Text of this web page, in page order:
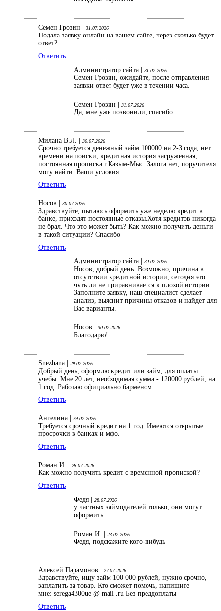
Семен Грозин | 31.07.2026
Подала заявку онлайн на вашем сайте, через сколько будет
ответ?
Ответить
Администратор сайта |
31.07.2026
Семен Грозин, ожидайте, после отправления
заявки ответ будет уже в течении часа.
Семен Грозин | 31.07.2026
Да, мне уже позвонили, спасибо
Милана В.Л. | 30.07.2026
Срочно требуется денежный займ 100000 на 2-3 года, нет
времени на поиски, кредитная история загруженная,
постоянная прописка г.Казым-Мыс. Залога нет, поручителя
могу найти. Ваши условия.
Ответить
Носов | 30.07.2026
Здравствуйте, пытаюсь оформить уже неделю кредит в
банке, приходят постоянные отказы.Хотя кредитов никогда
не брал. Что это может быть? Как можно получить деньги
в такой ситуации? Спасибо
Ответить
Администратор сайта |
30.07.2026
Носов, добрый день. Возможно, причина в
отсутствии кредитной истории, сегодня это
чуть ли не приравнивается к плохой истории.
Заполните заявку, наш специалист сделает
анализ, выяснит причины отказов и найдет для
Вас варианты.
Носов | 30.07.2026
Благодарю!
Snezhana | 29.07.2026
Добрый день, оформлю кредит или займ, для оплаты
учебы. Мне 20 лет, необходимая сумма - 120000 рублей, на
1 год. Работаю официально барменом.
Ответить
Ангелина | 29.07.2026
Требуется срочный кредит на 1 год. Имеются открытые
просрочки в банках и мфо.
Ответить
Роман И. | 28.07.2026
Как можно получить кредит с временной пропиской?
Ответить
Федя |
28.07.2026
у частных займодателей только, они могут
оформить
Роман И. | 28.07.2026
Федя, подскажите кого-нибудь
Алексей Парамонов | 27.07.2026
Здравствуйте, ищу займ 100 000 рублей, нужно срочно,
заплатить за товар. Кто сможет помочь, напишите
мне: serega4300ue @ mail .ru Без преддоплаты
Ответить